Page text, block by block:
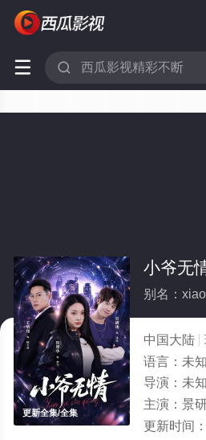
 
更新全集/全集
小爷无
别名：
中国大陆
语言： 未知
导演： 未知
主演： 景
更新时间：